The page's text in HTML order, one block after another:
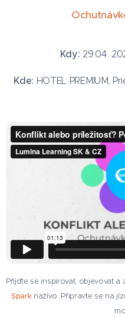
Kdy: 29.04.
Kde: HOTEL PREMIUM,
Přijďte se inspirovat, objevovat a
Sparknaživo. Připravte se na